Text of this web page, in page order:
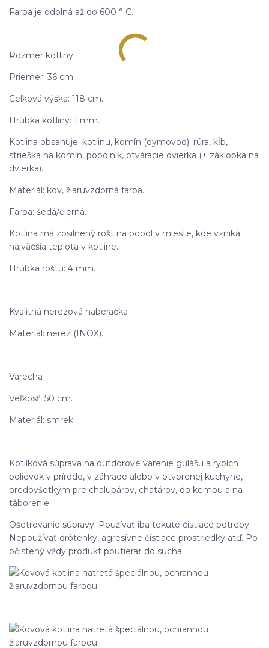
Farba je odolná až do 600 ° C.
Rozmer kotliny:
Priemer: 36 cm.
Celková výška: 118 cm.
Hrúbka kotliny: 1 mm.
Kotlina obsahuje: kotlinu, komín (dymovod): rúra, kĺb,
strieška na komín, popolník, otváracie dvierka (+ záklopka na
dvierka).
Materiál: kov, žiaruvzdorná farba.
Farba: šedá/čierná.
Kotlina má zosilnený rošt na popol v mieste, kde vzniká
najväčšia teplota v kotline.
Hrúbka roštu: 4 mm.
Kvalitná nerezová naberačka
Materiál: nerez (INOX).
Varecha
Veľkosť: 50 cm.
Materiál: smrek.
Kotlíková súprava na outdorové varenie gulášu a rybích
polievok v prírode, v záhrade alebo v otvorenej kuchyne,
predovšetkým pre chalupárov, chatárov, do kempu a na
táborenie.
Ošetrovanie súpravy: Používať iba tekuté čistiace potreby.
Nepoužívať drôtenky, agresívne čistiace prostriedky atď. Po
očistený vždy produkt poutierať do sucha.